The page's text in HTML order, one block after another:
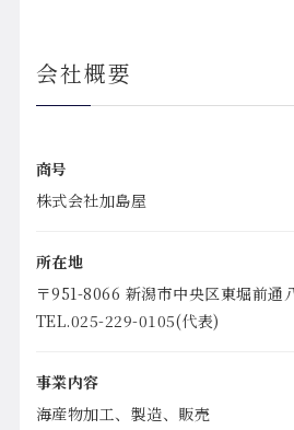
会社概要
商号
株式会社加島屋
所在地
〒951-8066 新潟市中央区東堀前通
TEL.025-229-0105(代表)
事業内容
海産物加工、製造、販売